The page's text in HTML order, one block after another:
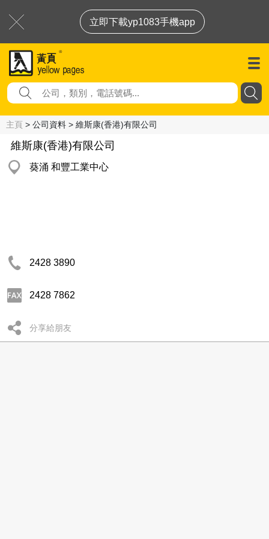
立即下載yp1083手機app
主頁 > 公司資料 > 維斯康(香港)有限公司
維斯康(香港)有限公司
葵涌 和豐工業中心
2428 3890
2428 7862
分享給朋友